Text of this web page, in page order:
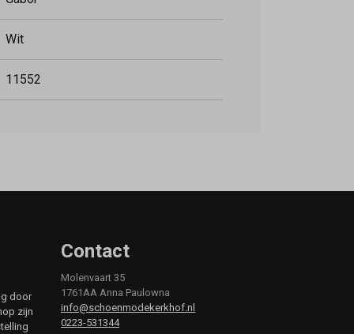
Wit
11552
door
zijn
Contact
Molenvaart 35
1761AA Anna Paulowna
info@schoenmodekerkhof.nl
0223-531344